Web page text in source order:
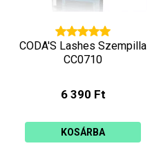
CODA'S Lashes Szempilla
CC0710
6 390 Ft
KOSÁRBA